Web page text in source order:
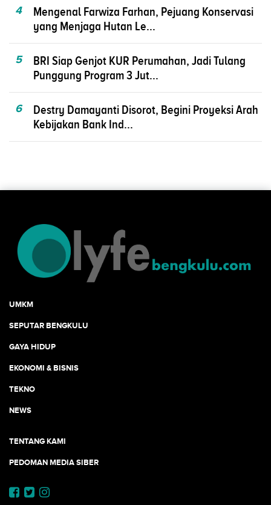
4
Mengenal Farwiza Farhan, Pejuang Konservasi
yang Menjaga Hutan Le...
5
BRI Siap Genjot KUR Perumahan, Jadi Tulang
Punggung Program 3 Jut...
6
Destry Damayanti Disorot, Begini Proyeksi Arah
Kebijakan Bank Ind...
UMKM
SEPUTAR BENGKULU
GAYA HIDUP
EKONOMI & BISNIS
TEKNO
NEWS
TENTANG KAMI
PEDOMAN MEDIA SIBER